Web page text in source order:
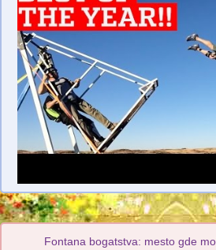
Fontana bogatstva: mesto gde